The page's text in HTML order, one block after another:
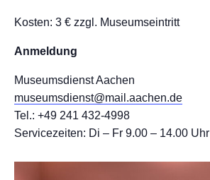
Kosten: 3 € zzgl. Museumseintritt
Anmeldung
Museumsdienst Aachen
museumsdienst@mail.aachen.de
Tel.: +49 241 432-4998
Servicezeiten: Di – Fr 9.00 – 14.00 Uhr